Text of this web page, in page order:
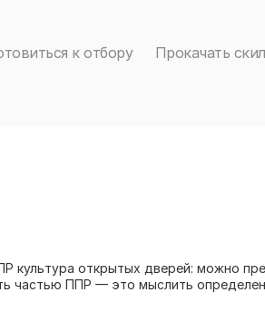
к отбору Прокачать
культура открытых дверей: можно
частью ППР — это мыслить